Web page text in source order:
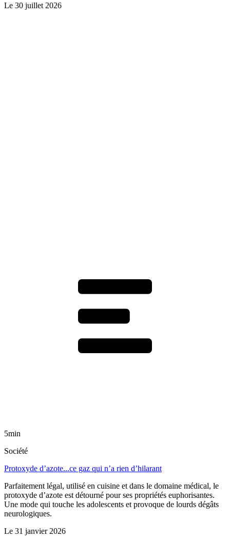
Le 30 juillet 2026
5min
Société
Protoxyde d’azote...ce gaz qui n’a rien d’hilarant
Parfaitement légal, utilisé en cuisine et dans le domaine médical, le
protoxyde d’azote est détourné pour ses propriétés euphorisantes.
Une mode qui touche les adolescents et provoque de lourds dégâts
neurologiques.
Le 31 janvier 2026